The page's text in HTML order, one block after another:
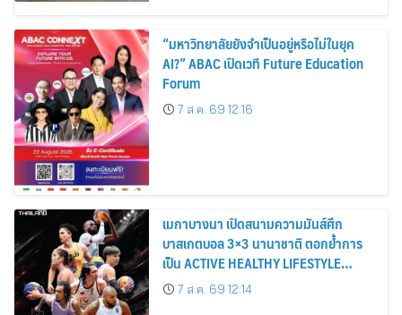
“มหาวิทยาลัยยังจำเป็นอยู่หรือไม่ในยุค
AI?” ABAC เปิดเวที Future Education
Forum
7 ส.ค. 69 12:16
เมกาบางนา เปิดสนามความมันส์ศึก
บาสเกตบอล 3×3 นานาชาติ ตอกย้ำการ
เป็น ACTIVE HEALTHY LIFESTYLE
DESTINATION วันที่ 8 – 30 ส.ค. 69 ณ
ฟู้ดวอล์ค พลาซ่า ศูนย์การค้าเมกาบางนา
7 ส.ค. 69 12:14